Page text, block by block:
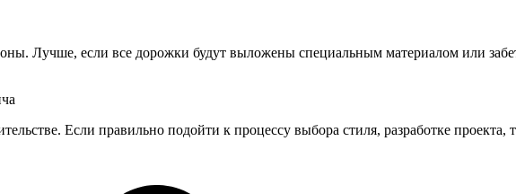
Лучше, если все дорожки будут выложены специальным материалом или
Если правильно подойти к процессу выбора стиля, разработке проекта,